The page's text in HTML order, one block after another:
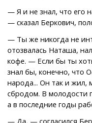
— Я и не знал, что его
— сказал Беркович,
— Ты же никогда не
отозвалась Наташа,
кофе. — Если бы ты
знал бы, конечно, что
народа... Он так и жил,
сбродом. В молодости
а в последние годы
— Да, — согласился